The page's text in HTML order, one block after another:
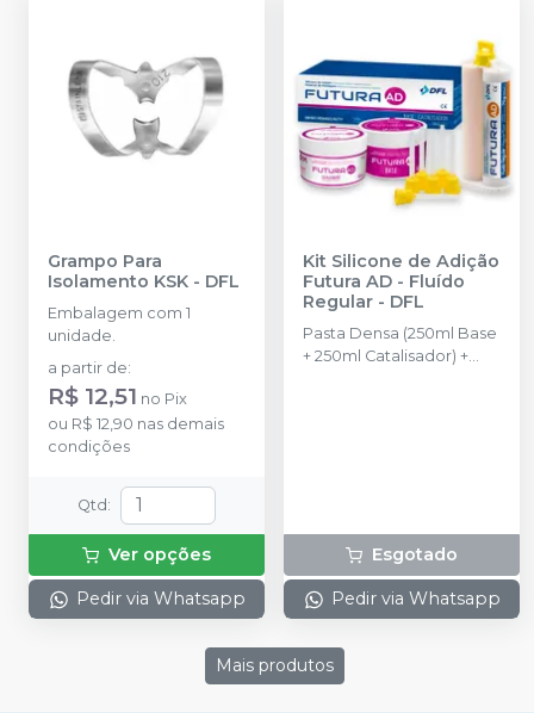
Grampo Para
Isolamento KSK - DFL
Embalagem com 1
unidade.
a partir de:
R$ 12,51 no Pix
ou R$ 12,90 nas demais
condições
Qtd :
Ver opções
Pedir via Whatsapp
Kit Silicone de Adição
Futura AD - Fluído
Regular - DFL
Pasta Densa (250ml Base
+ 250ml Catalisador) +
Esgotado
Pedir via Whatsapp
Mais produtos